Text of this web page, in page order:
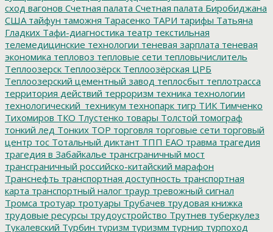
сход вагонов Счетная палата Счетная палата Биробиджана
США тайфун таможня Тарасенко ТАРИ тарифы Татьяна
Гладких Тафи-диагностика театр текстильная
телемедицинские технологии теневая зарплата теневая
экономика тепловоз тепловые сети тепловычислитель
Теплоозерск Теплоозёрск Теплоозёрская ЦРБ
Теплоозерский цементный завод теплосбыт теплотрасса
территория действий терроризм техника технологии
технологический_техникум технопарк тигр ТИК Тимченко
Тихомиров ТКО Тлустенко товары Толстой томограф
тонкий лед Тонких ТОР торговля торговые сети торговый
центр тос Тотальный диктант ТПП ЕАО травма трагедия
трагедия в Забайкалье трансграничный мост
трансграничный российско-китайский марафон
Транснефть транспортная доступность транспортная
карта транспортный налог траур тревожный сигнал
Тромса тротуар тротуары Трубачев трудовая книжка
трудовые ресурсы трудоустройство Трутнев туберкулез
Тукалевский Турбин туризм туризмм турнир турпоход